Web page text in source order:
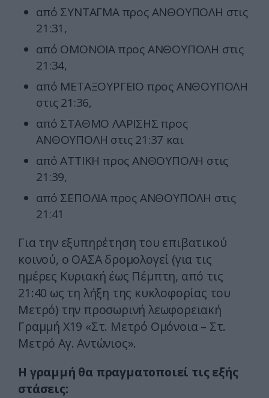
από ΣΥΝΤΑΓΜΑ προς ΑΝΘΟΥΠΟΛΗ στις
21:31,
από ΟΜΟΝΟΙΑ προς ΑΝΘΟΥΠΟΛΗ στις
21:34,
από ΜΕΤΑΞΟΥΡΓΕΙΟ προς ΑΝΘΟΥΠΟΛΗ
στις 21:36,
από ΣΤΑΘΜΟ ΛΑΡΙΣΗΣ προς
ΑΝΘΟΥΠΟΛΗ στις 21:37 και
από ΑΤΤΙΚΗ προς ΑΝΘΟΥΠΟΛΗ στις
21:39,
από ΣΕΠΟΛΙΑ προς ΑΝΘΟΥΠΟΛΗ στις
21:41
Για την εξυπηρέτηση του επιβατικού
κοινού, ο ΟΑΣΑ δρομολογεί (για τις
ημέρες Κυριακή έως Πέμπτη, από τις
21:40 ως τη λήξη της κυκλοφορίας του
Μετρό) την προσωρινή λεωφορειακή
Γραμμή Χ19 «Στ. Μετρό Ομόνοια – Στ.
Μετρό Αγ. Αντώνιος».
Η γραμμή θα πραγματοποιεί τις εξής
στάσεις: